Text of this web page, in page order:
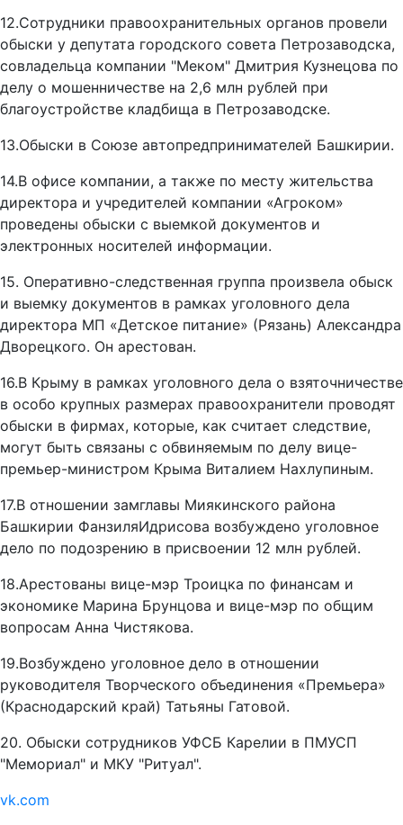
12.Сотрудники правоохранительных органов провели
обыски у депутата городского совета Петрозаводска,
совладельца компании "Меком" Дмитрия Кузнецова по
делу о мошенничестве на 2,6 млн рублей при
благоустройстве кладбища в Петрозаводске.
13.Обыски в Союзе автопредпринимателей Башкирии.
14.В офисе компании, а также по месту жительства
директора и учредителей компании «Агроком»
проведены обыски с выемкой документов и
электронных носителей информации.
15. Оперативно-следственная группа произвела обыск
и выемку документов в рамках уголовного дела
директора МП «Детское питание» (Рязань) Александра
Дворецкого. Он арестован.
16.В Крыму в рамках уголовного дела о взяточничестве
в особо крупных размерах правоохранители проводят
обыски в фирмах, которые, как считает следствие,
могут быть связаны с обвиняемым по делу вице-
премьер-министром Крыма Виталием Нахлупиным.
17.В отношении замглавы Миякинского района
Башкирии ФанзиляИдрисова возбуждено уголовное
дело по подозрению в присвоении 12 млн рублей.
18.Арестованы вице-мэр Троицка по финансам и
экономике Марина Брунцова и вице-мэр по общим
вопросам Анна Чистякова.
19.Возбуждено уголовное дело в отношении
руководителя Творческого объединения «Премьера»
(Краснодарский край) Татьяны Гатовой.
20. Обыски сотрудников УФСБ Карелии в ПМУСП
"Мемориал" и МКУ "Ритуал".
vk.com